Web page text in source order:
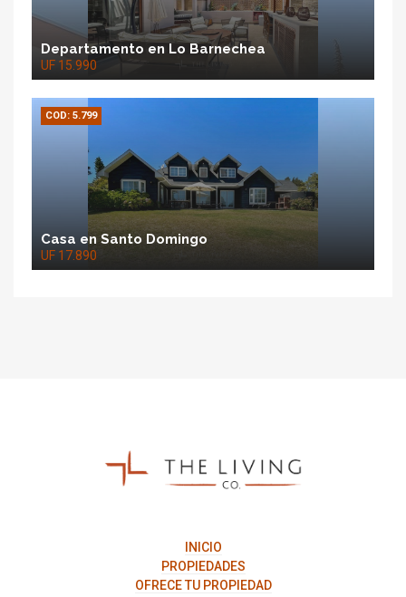
Departamento en Lo Barnechea
UF 15.990
COD: 5.799
Casa en Santo Domingo
UF 17.890
INICIO
PROPIEDADES
OFRECE TU PROPIEDAD